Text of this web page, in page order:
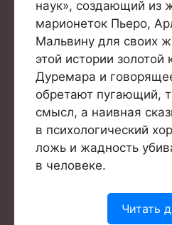
наук», создающий из
марионеток Пьеро,
Мальвину для своих
этой истории золотой
Дуремара и
обретают пугающий,
смысл, а наивная
в психологический
ложь и жадность
в человеке.
Читать